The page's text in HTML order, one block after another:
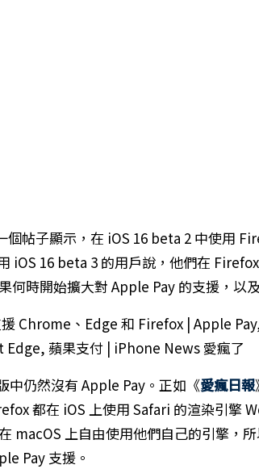
帖子顯示，在 iOS 16 beta 2 中使用
iOS 16 beta 3 的用戶說，他們在
何時開始擴大對 Apple Pay 的支援，以
中仍然沒有 Apple Pay。正如《愛瘋日報
都在 iOS 上使用 Safari 的渲染引擎
macOS 上自由使用他們自己的引擎，
Pay 支援。